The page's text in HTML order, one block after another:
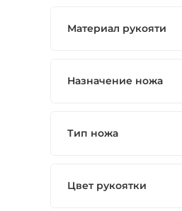
Материал рукояти
Назначение ножа
Тип ножа
Цвет рукоятки